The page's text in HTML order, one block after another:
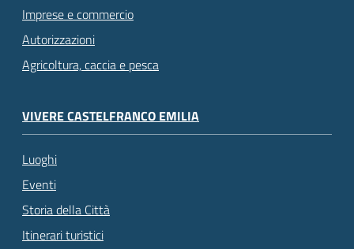
Imprese e commercio
Autorizzazioni
Agricoltura, caccia e pesca
VIVERE CASTELFRANCO EMILIA
Luoghi
Eventi
Storia della Città
Itinerari turistici